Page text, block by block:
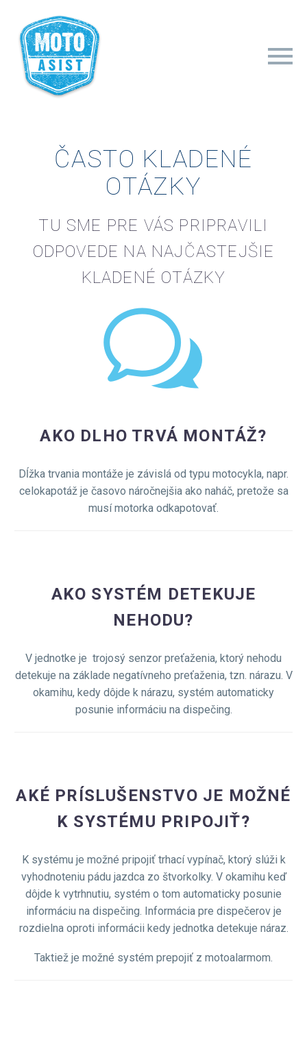
ČASTO KLADENÉ
OTÁZKY
TU SME PRE VÁS PRIPRAVILI
ODPOVEDE NA NAJČASTEJŠIE
KLADENÉ OTÁZKY
w
w
AKO DLHO TRVÁ MONTÁŽ?
Dĺžka trvania montáže je závislá od typu motocykla, napr.
celokapotáž je časovo náročnejšia ako naháč, pretože sa
musí motorka odkapotovať.
AKO SYSTÉM DETEKUJE
NEHODU?
V jednotke je trojosý senzor preťaženia, ktorý nehodu
detekuje na základe negatívneho preťaženia, tzn. nárazu. V
okamihu, kedy dôjde k nárazu, systém automaticky
posunie informáciu na dispečing.
AKÉ PRÍSLUŠENSTVO JE MOŽNÉ
K SYSTÉMU PRIPOJIŤ?
K systému je možné pripojiť trhací vypínač, ktorý slúži k
vyhodnoteniu pádu jazdca zo štvorkolky. V okamihu keď
dôjde k vytrhnutiu, systém o tom automaticky posunie
informáciu na dispečing. Informácia pre dispečerov je
rozdielna oproti informácii kedy jednotka detekuje náraz.
Taktiež je možné systém prepojiť z motoalarmom.